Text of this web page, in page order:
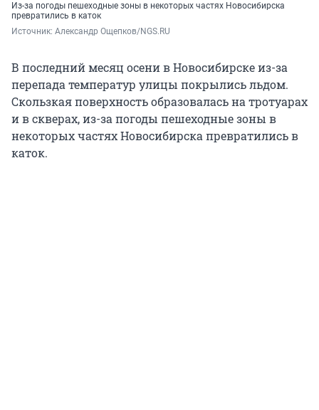
Из-за погоды пешеходные зоны в некоторых частях Новосибирска
превратились в каток
Источник: Александр Ощепков/NGS.RU
В последний месяц осени в Новосибирске из-за
перепада температур улицы покрылись льдом.
Скользкая поверхность образовалась на тротуарах
и в скверах, из-за погоды пешеходные зоны в
некоторых частях Новосибирска превратились в
каток.